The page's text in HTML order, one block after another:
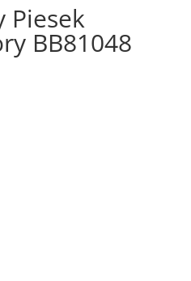
Piesek
BB81048